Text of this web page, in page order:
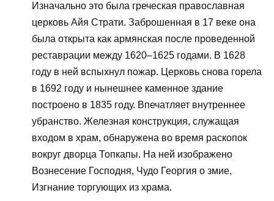
Изначально это была греческая православная
церковь Айя Страти. Заброшенная в 17 веке она
была открыта как армянская после проведенной
реставрации между 1620–1625 годами. В 1628
году в ней вспыхнул пожар. Церковь снова горела
в 1692 году и нынешнее каменное здание
построено в 1835 году. Впечатляет внутреннее
убранство. Железная конструкция, служащая
входом в храм, обнаружена во время раскопок
вокруг дворца Топкапы. На ней изображено
Вознесение Господня, Чудо Георгия о змие,
Изгнание торгующих из храма.